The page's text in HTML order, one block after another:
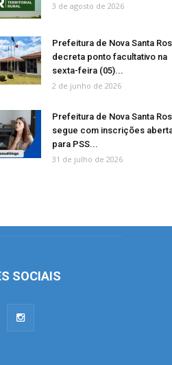
3 de agosto de 2026
Prefeitura de Nova Santa
decreta ponto facultativo na
sexta-feira (05)...
2 de junho de 2026
Prefeitura de Nova Santa
segue com inscrições
para PSS...
31 de julho de 2026
SOCIAIS